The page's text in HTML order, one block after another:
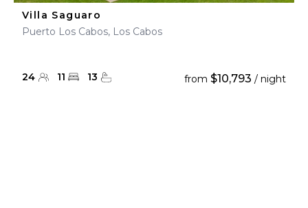
Villa Saguaro
Puerto Los Cabos, Los Cabos
24 11 13 from $10,793 / night